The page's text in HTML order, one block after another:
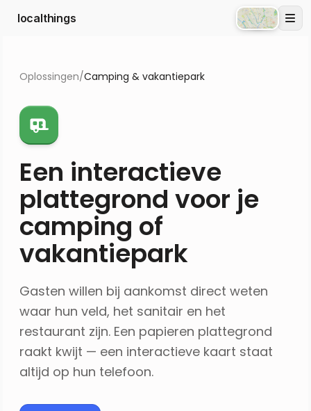
localthings
Atlas
Oplossingen/Camping & vakantiepark
Een interactieve
plattegrond voor je
camping of
vakantiepark
Gasten willen bij aankomst direct weten
waar hun veld, het sanitair en het
restaurant zijn. Een papieren plattegrond
raakt kwijt — een interactieve kaart staat
altijd op hun telefoon.